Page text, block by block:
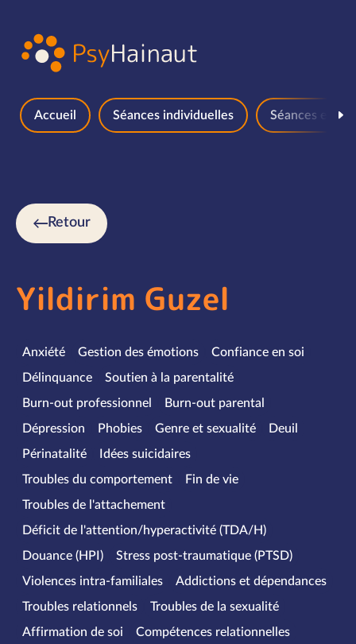
Accueil Séances individuelles Séances en
Retour
Yildirim Guzel
Spécialités
Anxiété Gestion des émotions
Confiance en soi
Délinquance
Soutien à la parentalité
Burn-out professionnel
Burn-out parental
Dépression
Phobies Genre et sexualité
Deuil
Périnatalité
Idées suicidaires
Troubles du comportement
Fin de vie
Troubles de l'attachement
Déficit de l'attention/hyperactivité (TDA/H)
Douance (HPI)
Stress post-traumatique (PTSD)
Violences intra-familiales
Addictions et dépendances
Troubles relationnels
Troubles de la sexualité
Affirmation de soi
Compétences relationnelles